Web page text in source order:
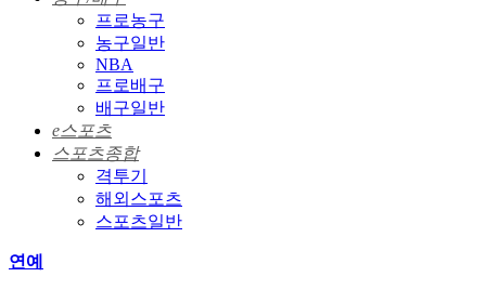
프로농구
농구일반
NBA
프로배구
배구일반
e스포츠
스포츠종합
격투기
해외스포츠
스포츠일반
연예